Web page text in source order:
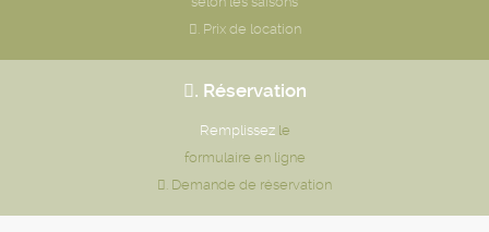
.Prix de location
. Réservation
Remplissezle
formulaire en ligne
. Demande de réservation